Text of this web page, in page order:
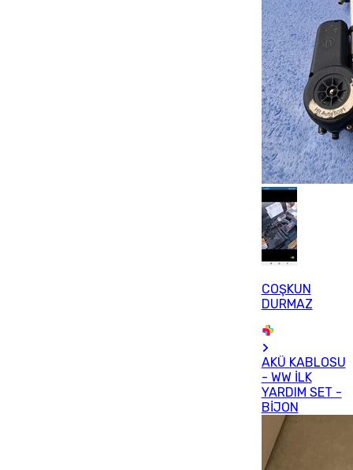
COŞKUN
DURMAZ
AKÜ KABLOSU
- WW İLK
YARDIM SET -
BİJON